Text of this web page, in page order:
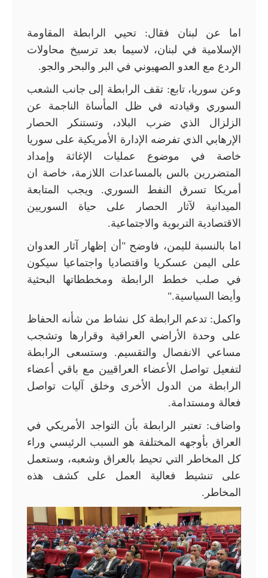
اما عن لبنان فقال: تحيي الرابطة المقاومة
الإسلامية في لبنان، لاسيما بعد ترسيخ محاولات
الردع مع العدو الصهيوني في البر والبحر والجو.
وعن سوريا، تابع: تقف الرابطة إلى جانب الشعب
السوري وقيادته في ظل المأساة الناجمة عن
الزلزال الذي ضرب البلاد، وتستنكر الحصار
الإرهابي الذي تفرضه الإدارة الأمريكية على سوريا
خاصة في موضوع عمليات الإغاثة وإمداد
المتضررين بالس بالمساعدات اللازمة، خاصة ان
أمريكا تسرق النفط السوري. ويجب المتابعة
الميدانية لآثار الحصار على حياة السوريين
الاقتصادية التربوية والاجتماعية.
اما بالنسبة لليمن، فاوضح "أن إظهار آثار العدوان
على اليمن عسكريا واقتصاديا واجتماعيا سيكون
في صلب خطط الرابطة ومخططاتها البحثية
وأيضا السياسية."
واكمل: تدعم الرابطة كل نشاط من شأنه الحفاظ
على وحدة الأراضي العراقية وقرارها وتشجب
مساعي الانفصال والتقسيم. وستسعى الرابطة
لتفعيل تواصل الأعضاء العراقيين مع باقي أعضاء
الرابطة من الدول الأخرى وخلق آليات تواصل
فعالة ومستدامة.
واضاف: تعتبر الرابطة بأن التواجد الأمريكي في
العراق بأوجهه المختلفة هو السبب الرئيسي وراء
كل المخاطر التي تحيط بالعراق وشعبه، وستعمل
على تنشيط فعالية العمل على كشف هذه
المخاطر.